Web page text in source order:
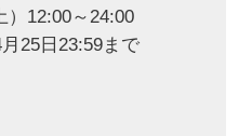
）12:00～24:00
25日23:59まで